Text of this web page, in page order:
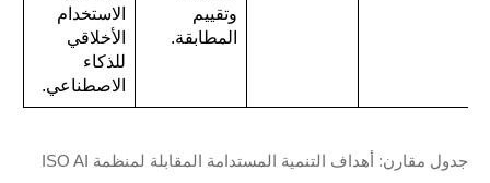
وتقييم
المطابقة.
الاستخدام
الأخلاقي
للذكاء
الاصطناعي.
جدول مقارن: أهداف التنمية المستدامة المقابلة لمنظمة ISO AI